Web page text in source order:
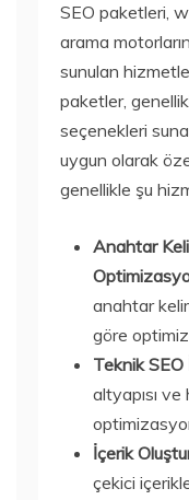
SEO paketleri,
arama
sunulan
paketler,
seçenekleri
uygun olarak
genellikle şu
Anahtar
anahtar
göre
Teknik
altyapısı ve
İçerik
çekici